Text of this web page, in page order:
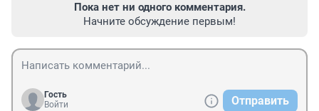
Пока нет ни одного комментария.
Начните обсуждение первым!
Гость
Войти
Отправить